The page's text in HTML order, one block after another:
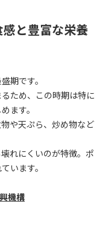
と豊富な栄養
期です。
ため、この時期は特に
ます。
や天ぷら、炒め物など
れにくいのが特徴。ポ
います。
機構